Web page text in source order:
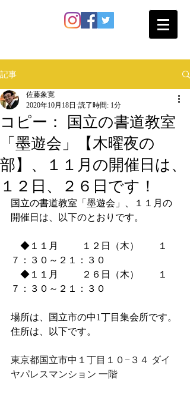
記事
コピー： 国立の書道教室
「墨遊会」【木曜夜の
部】、１１月の開催日は、
１２日、２６日です！
佐藤象寛
2020年10月18日 読了時間: 1分
国立の書道教室「墨遊会」、１１月の
開催日は、以下のとおりです。
◆１１月   　   １２日（木）　　１
７：３０～２１：３０
◆１１月　      ２６日（木）　　１
７：３０～２１：３０
場所は、国立市の中1丁目集会所です。
住所は、以下です。
東京都国立市中１丁目１０−３４ ダイ
ヤパレスマンション 一階